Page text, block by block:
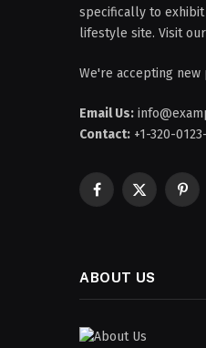
specifically to
lifestyle site. Visit
We're accepting
Email Us:
Contact: +1-320-
Facebook
X
ABOUT US